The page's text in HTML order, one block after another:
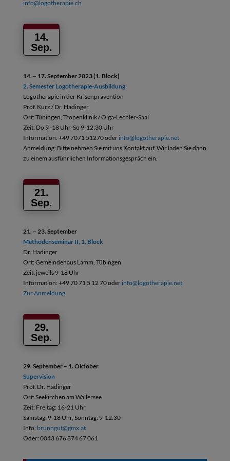
info@logotherapie.ch
14.
Sep.
14. – 17. September 2023 (1. Block)
2. Semester Logotherapie-Ausbildung
Logotherapie in der Krisenprävention
Prof. Kurz / Dr. Hadinger
Ort: Tübingen, Tropenklinik / Olga-Lechler-Saal
Zeit: Do 9 -18 Uhr-So 9-12:30 Uhr
Information: +49 7071 51270 oder info@logotherapie.net
Anmeldung: Bitte nehmen Sie mit uns Kontakt auf. Wir laden Sie dann
zu einem ausführlichen Informationsgespräch ein.
21.
Sep.
21. – 23. September
Methodenseminar II, 1. Block
Dr. Hadinger
Ort: Gemeindehaus Lamm, Tübingen
Zeit: jeweils 9-18 Uhr
Information: +49 70 71 5 12 70 oder info@logotherapie.net
Zur Anmeldung
29.
Sep.
29. September – 1. Oktober
Supervision
Prof. Dr. Hadinger
Ort: Seekirchen am Wallersee
Zeit: Freitag: 16-21 Uhr
Samstag: 9-18 Uhr, Sonntag: 9-12:30
Info: brunngut@gmx.at
Oder: 0043 676 874 67 061